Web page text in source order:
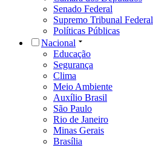
Senado Federal
Supremo Tribunal Federal
Políticas Públicas
Nacional
Educação
Segurança
Clima
Meio Ambiente
Auxílio Brasil
São Paulo
Rio de Janeiro
Minas Gerais
Brasília